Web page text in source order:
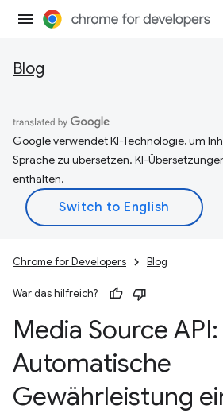
Blog
Google verwendet KI-Technologie, um
Sprache zu übersetzen. KI-
enthalten.
Chrome for Developers Blog
War das hilfreich?
Media Source API:
Automatische
Gewährleistung